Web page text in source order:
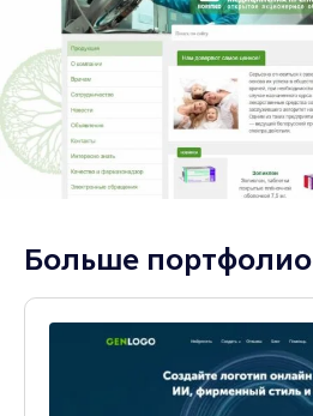
Больше портфолио